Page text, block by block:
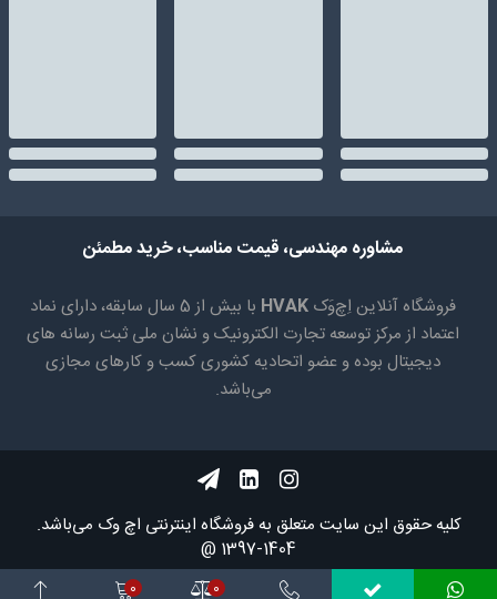
مشاوره مهندسی، قیمت مناسب، خرید مطمئن
فروشگاه آنلاین اِچ‌وَک HVAK
با بیش از 5 سال سابقه، دارای نماد
اعتماد از مرکز توسعه تجارت الکترونیک و نشان ملی ثبت رسانه های
دیجیتال بوده و عضو اتحادیه کشوری کسب و کارهای مجازی
می‌باشد.
کلیه حقوق اين سايت متعلق به فروشگاه اینترنتی اچ وک می‌باشد.
1404-1397 @
0
0